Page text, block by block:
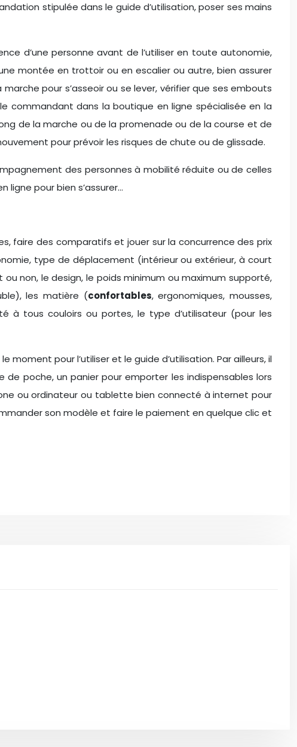
stipulée dans le guide d’utilisation, poser ses mains
d’une personne avant de l’utiliser en toute autonomie,
montée en trottoir ou en escalier ou autre, bien assurer
pour s’asseoir ou se lever, vérifier que ses embouts
commandant dans la boutique en ligne spécialisée en la
de la marche ou de la promenade ou de la course et de
pour prévoir les risques de chute ou de glissade.
des personnes à mobilité réduite ou de celles
pour bien s’assurer…
faire des comparatifs et jouer sur la concurrence des prix
type de déplacement (intérieur ou extérieur, à court
non, le design, le poids minimum ou maximum supporté,
les matière (confortables, ergonomiques, mousses,
à tous couloirs ou portes, le type d’utilisateur (pour les
pour l’utiliser et le guide d’utilisation. Par ailleurs, il
poche, un panier pour emporter les indispensables lors
ou ordinateur ou tablette bien connecté à internet pour
son modèle et faire le paiement en quelque clic et